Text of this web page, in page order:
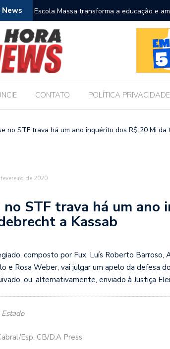
horas
Escola Massa transforma a educação e
pública de Maceió
CONTATO POLÍTICA PRIVACIDADE
no STF trava há um ano inquérito dos R$ 20 Mi da
de 2020
no STF trava há um ano
a Kassab
composto por Fux, Luís Roberto Barroso,
e Rosa Weber, vai julgar um apelo da defesa
ou, alternativamente, enviado à Justiça
Esp. CB/D.A Press